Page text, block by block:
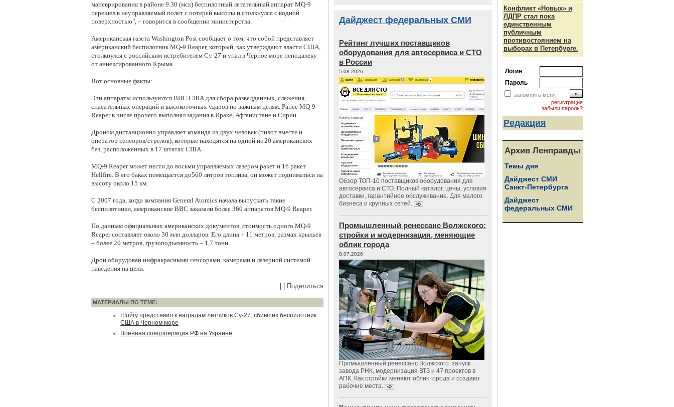
маневрирования в районе 9.30 (мск) беспилотный летательный аппарат MQ-9
перешел в неуправляемый полет с потерей высоты и столкнулся с водной
поверхностью", – говорится в сообщении министерства.
Американская газета Washington Post сообщает о том, что собой представляет
американский беспилотник MQ-9 Reaper, который, как утверждают власти США,
столкнулся с российским истребителем Су-27 и упал в Черное море неподалеку
от аннексированного Крыма.
Вот основные факты:
Эти аппараты используются ВВС США для сбора разведданных, слежения,
спасательных операций и высокоточных ударов по важным целям. Ранее MQ-9
Reaper в числе прочего выполнял задания в Ираке, Афганистане и Сирии.
Дроном дистанционно управляет команда из двух человек (пилот вместе и
оператор сенсоров/стрелок), которые находятся на одной из 20 американских
баз, расположенных в 17 штатах США.
MQ-9 Reaper может нести до восьми управляемых лазером ракет и 16 ракет
Hellfire. В его баках помещается до560 литров топлива, он может подниматься на
высоту около 15 км.
С 2007 года, когда компания General Atomics начала выпускать такие
беспилотники, американские ВВС заказали более 360 аппаратов MQ-9 Reaper.
По данным официальных американских документов, стоимость одного MQ-9
Reaper составляет около 30 млн долларов. Его длина – 11 метров, размах крыльев
– более 20 метров, грузоподъемность – 1,7 тонн.
Дрон оборудован инфракрасными сенсорами, камерами и лазерной системой
наведения на цели.
Поделиться
МАТЕРИАЛЫ ПО ТЕМЕ:
Шойгу представил к наградам летчиков Cу-27, сбивших беспилотник
США в Черном море
Военная спецоперация РФ на Украине
Дайджест федеральных СМИ
Рейтинг лучших поставщиков
оборудования для автосервиса и СТО
в России
5.08.2026
Обзор ТОП-10 поставщиков оборудования для
автосервиса и СТО. Полный каталог, цены, условия
доставки, гарантийное обслуживание. Для малого
бизнеса и крупных сетей.
Промышленный ренессанс Волжского:
стройки и модернизация, меняющие
облик города
8.07.2026
Промышленный ренессанс Волжского: запуск
завода РНК, модернизация ВТЗ и 47 проектов в
АПК. Как стройки меняют облик города и создают
рабочие места.
Конфликт «Новых» и
ЛДПР стал пока
единственным
публичным
противостоянием на
выборах в Петербурге.
Логин
Пароль
запомнить меня
регистрация
забыли пароль?
Редакция
Архив Ленправды
Темы дня
Дайджест СМИ
Санкт-Петербурга
Дайджест
федеральных СМИ